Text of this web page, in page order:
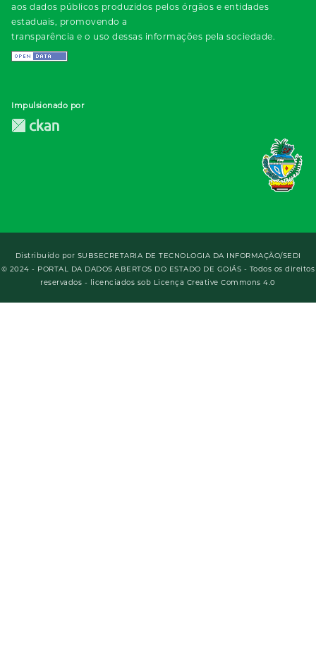
aos dados públicos produzidos pelos órgãos e entidades
estaduais, promovendo a
transparência e o uso dessas informações pela sociedade.
Impulsionado por
Distribuído por SUBSECRETARIA DE TECNOLOGIA DA INFORMAÇÃO/SEDI
© 2024 - PORTAL DA DADOS ABERTOS DO ESTADO DE GOIÁS - Todos os direitos
reservados - licenciados sob Licença Creative Commons 4.0